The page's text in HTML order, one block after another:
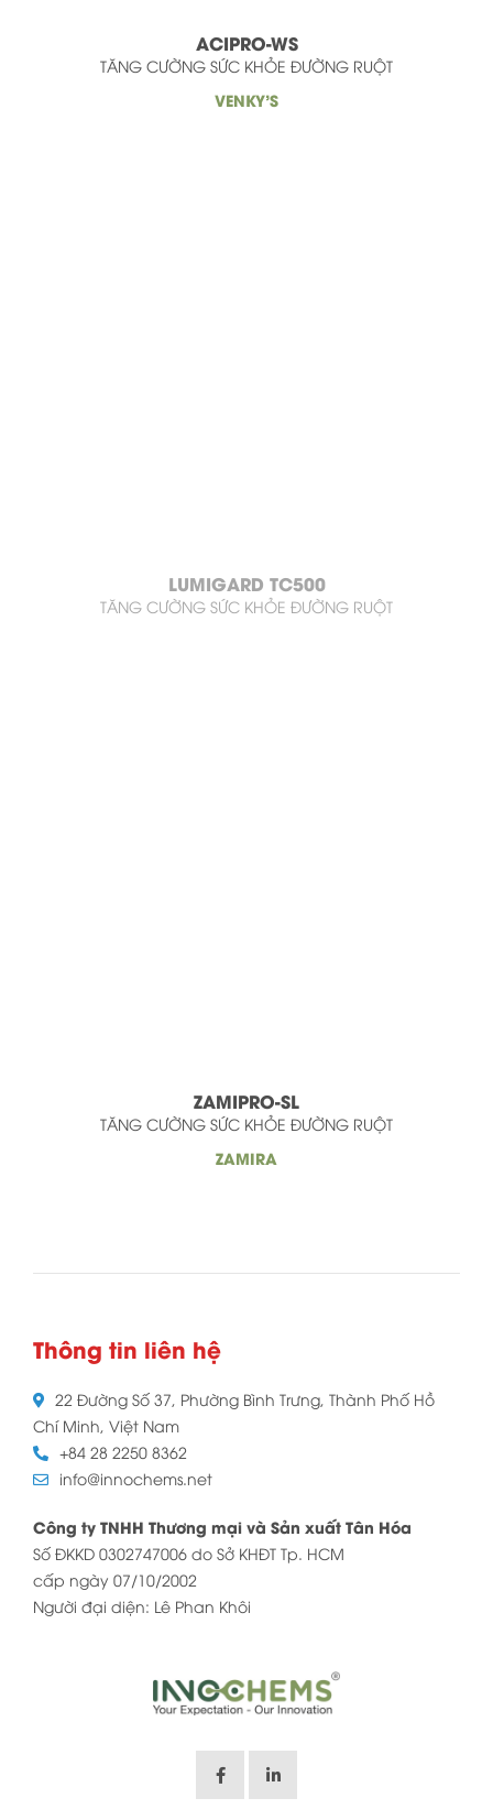
ACIPRO-WS
TĂNG CƯỜNG SỨC KHỎE ĐƯỜNG RUỘT
VENKY'S
LUMIGARD TC500
TĂNG CƯỜNG SỨC KHỎE ĐƯỜNG RUỘT
ZAMIPRO-SL
TĂNG CƯỜNG SỨC KHỎE ĐƯỜNG RUỘT
ZAMIRA
Thông tin liên hệ
22 Đường Số 37, Phường Bình Trưng, Thành Phố Hồ
Chí Minh, Việt Nam
+84 28 2250 8362
info@innochems.net
Công ty TNHH Thương mại và Sản xuất Tân Hóa
Số ĐKKD 0302747006 do Sở KHĐT Tp. HCM
cấp ngày 07/10/2002
Người đại diện: Lê Phan Khôi